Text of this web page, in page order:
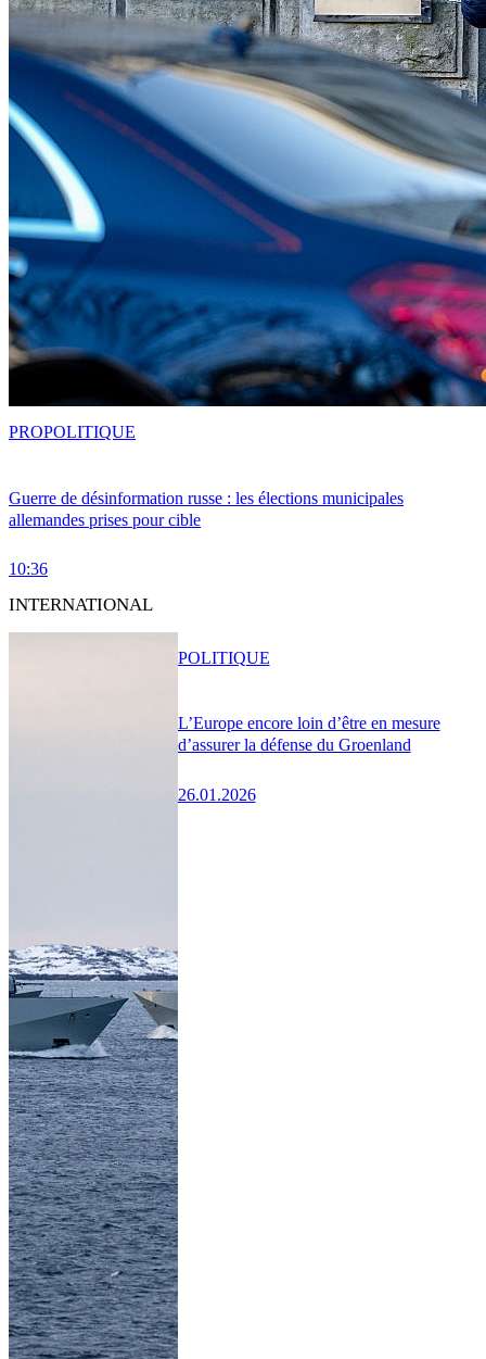
Guerre de désinformation russe : les élections municipales
allemandes prises pour cible
10:36
PROPOLITIQUE
INTERNATIONAL
L’Europe encore loin d’être en mesure
d’assurer la défense du Groenland
26.01.2026
POLITIQUE